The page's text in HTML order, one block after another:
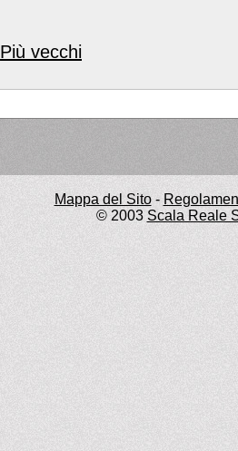
Più vecchi
Mappa del Sito-
© 2003 Scala Reale